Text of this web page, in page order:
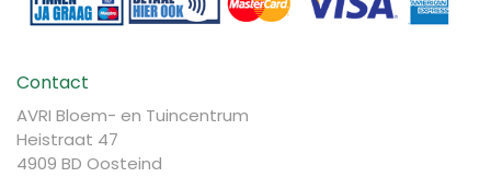
Contact
AVRI Bloem- en Tuincentrum
Heistraat 47
4909 BD Oosteind